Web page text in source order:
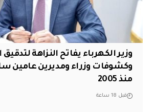
وزير الكهرباء يفاتح النزاهة لتدقيق
وكشوفات وزراء ومديرين عامين
منذ 2005
قبل 18 ساعة